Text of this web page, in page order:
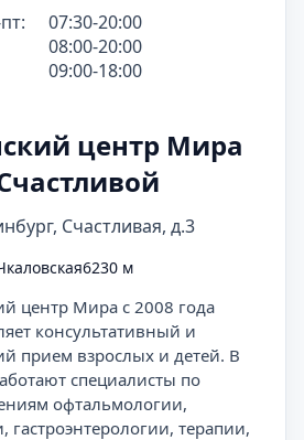
07:30-20:00
08:00-20:00
09:00-18:00
центр Мира
Счастливая, д.3
6230 м
центр Мира с 2008 года
консультативный и
прием взрослых и детей. В
специалисты по
офтальмологии,
гастроэнтерологии, терапии,